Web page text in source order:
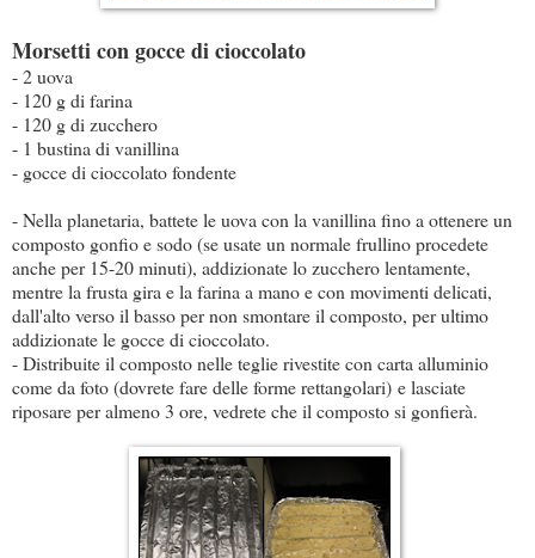
Morsetti con gocce di cioccolato
- 2 uova
- 120 g di farina
- 120 g di zucchero
- 1 bustina di vanillina
- gocce di cioccolato fondente
- Nella planetaria, battete le uova con la vanillina fino a ottenere un
composto gonfio e sodo (se usate un normale frullino procedete
anche per 15-20 minuti), addizionate lo zucchero lentamente,
mentre la frusta gira e la farina a mano e con movimenti delicati,
dall'alto verso il basso per non smontare il composto, per ultimo
addizionate le gocce di cioccolato.
- Distribuite il composto nelle teglie rivestite con carta alluminio
come da foto (dovrete fare delle forme rettangolari) e lasciate
riposare per almeno 3 ore, vedrete che il composto si gonfierà.